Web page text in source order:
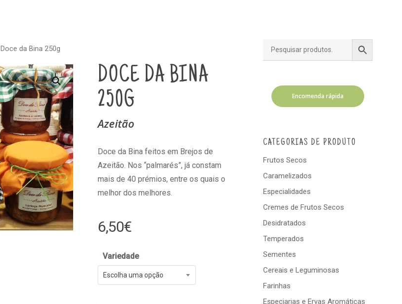
Doce da Bina 250g
DOCE DA BINA
250G
Azeitão
Doce da Bina feitos em Brejos de
Azeitão. Nos “palmarés”, já constam
mais de 40 prémios, entre os quais o
melhor dos melhores.
6,50€
Variedade
Escolha uma opção
Encomenda rápida
CATEGORIAS DE PRODUTO
Frutos Secos
Caramelizados
Especialidades
Cremes de Frutos Secos
Desidratados
Temperados
Sementes
Cereais e Leguminosas
Farinhas
Especiarias e Ervas Aromáticas